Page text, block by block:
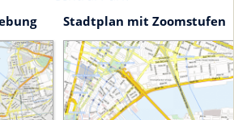
Stadtplan mit Zoomstufen